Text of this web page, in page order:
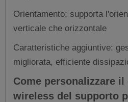
Orientamento: supporta
verticale che orizzontale
Caratteristiche aggiuntive:
migliorata, efficiente
Come personalizzare
wireless del supporto